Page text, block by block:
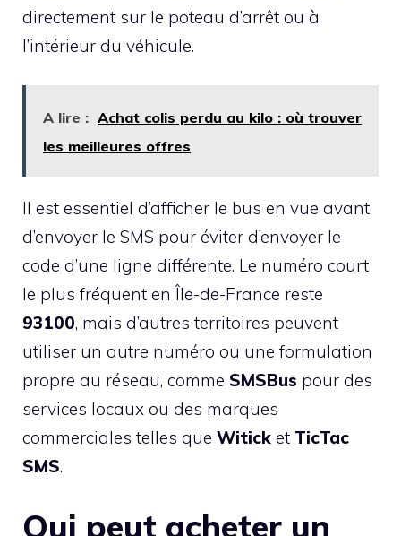
directement sur le poteau d’arrêt ou à
l’intérieur du véhicule.
A lire : Achat colis perdu au kilo : où trouver
les meilleures offres
Il est essentiel d’afficher le bus en vue avant
d’envoyer le SMS pour éviter d’envoyer le
code d’une ligne différente. Le numéro court
le plus fréquent en Île-de-France reste
93100, mais d’autres territoires peuvent
utiliser un autre numéro ou une formulation
propre au réseau, comme SMSBus pour des
services locaux ou des marques
commerciales telles que Witick et TicTac
SMS.
Qui peut acheter un